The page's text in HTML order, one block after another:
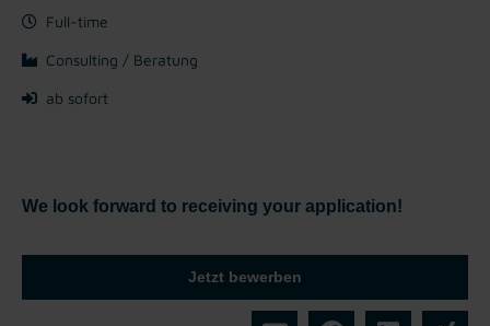
Full-time
Consulting / Beratung
ab sofort
We look forward to receiving your application!
Jetzt bewerben